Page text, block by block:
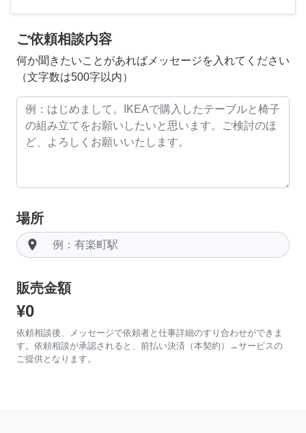
ご依頼相談内容
何か聞きたいことがあればメッセージを入れてください
（文字数は500字以内）
場所
room
販売金額
¥0
依頼相談後、メッセージで依頼者と仕事詳細のすり合わせができま
す。依頼相談が承認されると、前払い決済（本契約）→サービスの
ご提供となります。